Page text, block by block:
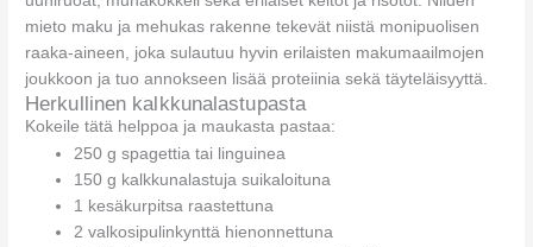
mieto maku ja mehukas rakenne tekevät niistä monipuolisen
raaka-aineen, joka sulautuu hyvin erilaisten makumaailmojen
joukkoon ja tuo annokseen lisää proteiinia sekä täyteläisyyttä.
Herkullinen kalkkunalastupasta
Kokeile tätä helppoa ja maukasta pastaa:
250 g spagettia tai linguinea
150 g kalkkunalastuja suikaloituna
1 kesäkurpitsa raastettuna
2 valkosipulinkynttä hienonnettuna